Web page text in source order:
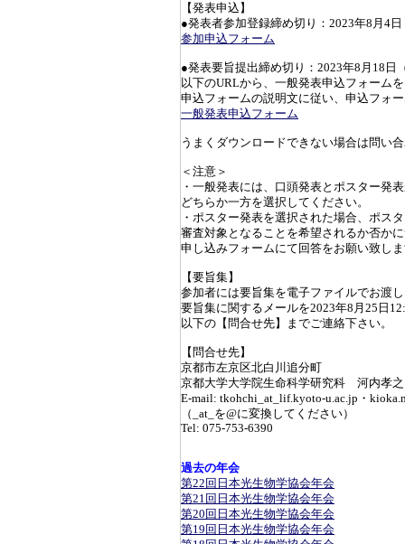
【発表申込】
●発表者参加登録締め切り：2023年8月4日
参加申込フォーム
●発表要旨提出締め切り：2023年8月18日
以下のURLから、一般発表申込フォーム
申込フォームの説明文に従い、申込フォ
一般発表申込フォーム
うまくダウンロードできない場合は問い
＜注意＞
・一般発表には、口頭発表とポスター発
どちらか一方を選択してください。
・ポスター発表を選択された場合、ポス
審査対象となることを希望されるか否か
申し込みフォームにて回答をお願い致し
【要旨集】
参加者には要旨集を電子ファイルでお渡
要旨集に関するメールを2023年8月25日
以下の【問合せ先】までご連絡下さい。
【問合せ先】
京都市左京区北白川追分町
京都大学大学院生命科学研究科 河内孝
E-mail: tkohchi_at_lif.kyoto-u.ac.jp・
（_at_を@に変換してください）
Tel: 075-753-6390
過去の年会
第22回日本光生物学協会年会
第21回日本光生物学協会年会
第20回日本光生物学協会年会
第19回日本光生物学協会年会